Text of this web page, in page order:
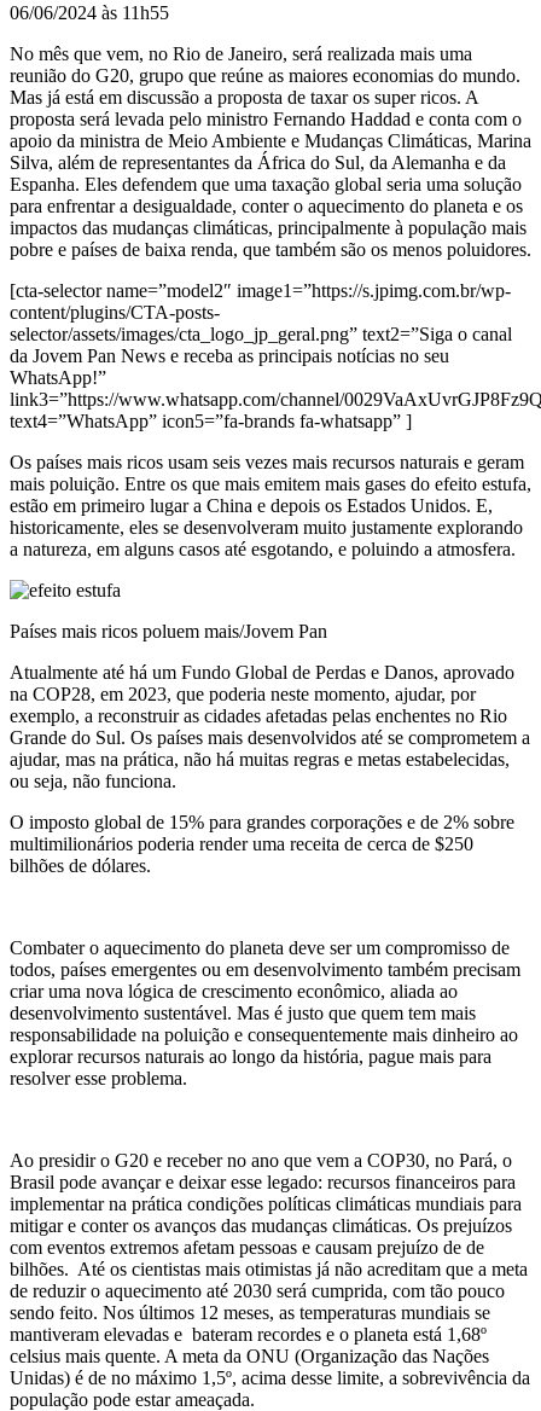
06/06/2024 às 11h55
No mês que vem, no Rio de Janeiro, será realizada mais uma
reunião do G20, grupo que reúne as maiores economias do mundo.
Mas já está em discussão a proposta de taxar os super ricos. A
proposta será levada pelo ministro Fernando Haddad e conta com o
apoio da ministra de Meio Ambiente e Mudanças Climáticas, Marina
Silva, além de representantes da África do Sul, da Alemanha e da
Espanha. Eles defendem que uma taxação global seria uma solução
para enfrentar a desigualdade, conter o aquecimento do planeta e os
impactos das mudanças climáticas, principalmente à população mais
pobre e países de baixa renda, que também são os menos poluidores.
[cta-selector name=”model2″ image1=”https://s.jpimg.com.br/wp-
content/plugins/CTA-posts-
selector/assets/images/cta_logo_jp_geral.png” text2=”Siga o canal
da Jovem Pan News e receba as principais notícias no seu
WhatsApp!”
link3=”https://www.whatsapp.com/channel/
text4=”WhatsApp” icon5=”fa-brands fa-whatsapp” ]
Os países mais ricos usam seis vezes mais recursos naturais e geram
mais poluição. Entre os que mais emitem mais gases do efeito estufa,
estão em primeiro lugar a China e depois os Estados Unidos. E,
historicamente, eles se desenvolveram muito justamente explorando
a natureza, em alguns casos até esgotando, e poluindo a atmosfera.
Países mais ricos poluem mais/Jovem Pan
Atualmente até há um Fundo Global de Perdas e Danos, aprovado
na COP28, em 2023, que poderia neste momento, ajudar, por
exemplo, a reconstruir as cidades afetadas pelas enchentes no Rio
Grande do Sul. Os países mais desenvolvidos até se comprometem a
ajudar, mas na prática, não há muitas regras e metas estabelecidas,
ou seja, não funciona.
O imposto global de 15% para grandes corporações e de 2% sobre
multimilionários poderia render uma receita de cerca de $250
bilhões de dólares.
Combater o aquecimento do planeta deve ser um compromisso de
todos, países emergentes ou em desenvolvimento também precisam
criar uma nova lógica de crescimento econômico, aliada ao
desenvolvimento sustentável. Mas é justo que quem tem mais
responsabilidade na poluição e consequentemente mais dinheiro ao
explorar recursos naturais ao longo da história, pague mais para
resolver esse problema.
Ao presidir o G20 e receber no ano que vem a COP30, no Pará, o
Brasil pode avançar e deixar esse legado: recursos financeiros para
implementar na prática condições políticas climáticas mundiais para
mitigar e conter os avanços das mudanças climáticas. Os prejuízos
com eventos extremos afetam pessoas e causam prejuízo de de
bilhões. Até os cientistas mais otimistas já não acreditam que a meta
de reduzir o aquecimento até 2030 será cumprida, com tão pouco
sendo feito. Nos últimos 12 meses, as temperaturas mundiais se
mantiveram elevadas e bateram recordes e o planeta está 1,68º
celsius mais quente. A meta da ONU (Organização das Nações
Unidas) é de no máximo 1,5º, acima desse limite, a sobrevivência da
população pode estar ameaçada.